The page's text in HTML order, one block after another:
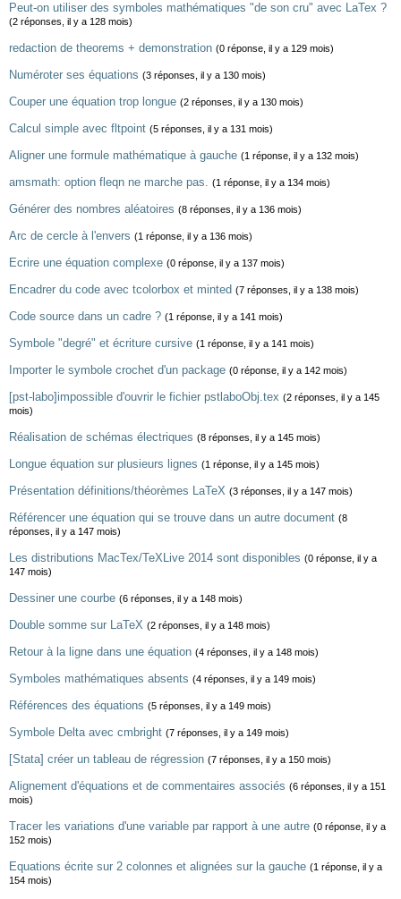
Peut-on utiliser des symboles mathématiques "de son cru" avec LaTex ?
(2 réponses, il y a 128 mois)
redaction de theorems + demonstration (0 réponse, il y a 129 mois)
Numéroter ses équations (3 réponses, il y a 130 mois)
Couper une équation trop longue (2 réponses, il y a 130 mois)
Calcul simple avec fltpoint (5 réponses, il y a 131 mois)
Aligner une formule mathématique à gauche (1 réponse, il y a 132 mois)
amsmath: option fleqn ne marche pas. (1 réponse, il y a 134 mois)
Générer des nombres aléatoires (8 réponses, il y a 136 mois)
Arc de cercle à l'envers (1 réponse, il y a 136 mois)
Ecrire une équation complexe (0 réponse, il y a 137 mois)
Encadrer du code avec tcolorbox et minted (7 réponses, il y a 138 mois)
Code source dans un cadre ? (1 réponse, il y a 141 mois)
Symbole "degré" et écriture cursive (1 réponse, il y a 141 mois)
Importer le symbole crochet d'un package (0 réponse, il y a 142 mois)
[pst-labo]impossible d'ouvrir le fichier pstlaboObj.tex (2 réponses, il y a 145
mois)
Réalisation de schémas électriques (8 réponses, il y a 145 mois)
Longue équation sur plusieurs lignes (1 réponse, il y a 145 mois)
Présentation définitions/théorèmes LaTeX (3 réponses, il y a 147 mois)
Référencer une équation qui se trouve dans un autre document (8
réponses, il y a 147 mois)
Les distributions MacTex/TeXLive 2014 sont disponibles (0 réponse, il y a
147 mois)
Dessiner une courbe (6 réponses, il y a 148 mois)
Double somme sur LaTeX (2 réponses, il y a 148 mois)
Retour à la ligne dans une équation (4 réponses, il y a 148 mois)
Symboles mathématiques absents (4 réponses, il y a 149 mois)
Références des équations (5 réponses, il y a 149 mois)
Symbole Delta avec cmbright (7 réponses, il y a 149 mois)
[Stata] créer un tableau de régression (7 réponses, il y a 150 mois)
Alignement d'équations et de commentaires associés (6 réponses, il y a 151
mois)
Tracer les variations d'une variable par rapport à une autre (0 réponse, il y a
152 mois)
Equations écrite sur 2 colonnes et alignées sur la gauche (1 réponse, il y a
154 mois)